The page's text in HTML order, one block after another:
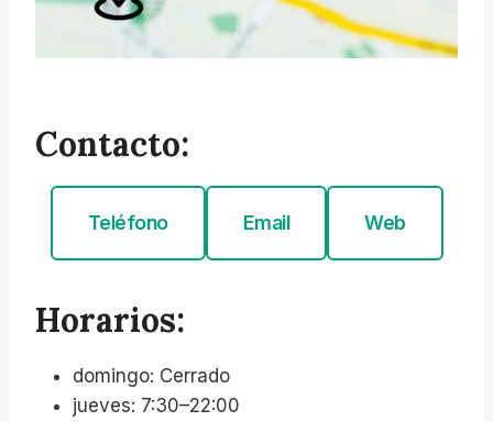
Contacto:
Teléfono Email Web
Horarios:
domingo: Cerrado
jueves: 7:30–22:00